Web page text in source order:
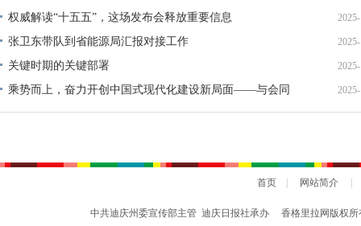
权威解读“十五五”，这场发布会释放重要信息
张卫东带队到省能源局汇报对接工作
关键时期的关键部署
乘势而上，奋力开创中国式现代化建设新局面——与会同
志谈贯彻落实党的二十届四中全会精神